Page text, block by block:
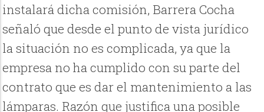
instalará dicha comisión, Barrera Cocha
señaló que desde el punto de vista jurídico
la situación no es complicada, ya que la
empresa no ha cumplido con su parte del
contrato que es dar el mantenimiento a las
lámparas. Razón que justifica una posible